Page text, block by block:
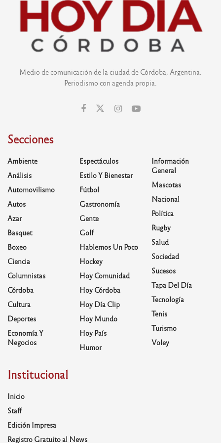
Medio de comunicación de la ciudad de Córdoba, Argentina.
Periodismo con agenda propia.
Secciones
Ambiente
Análisis
Automovilismo
Autos
Azar
Basquet
Boxeo
Ciencia
Columnistas
Córdoba
Cultura
Deportes
Economía Y
Negocios
Espectáculos
Estilo Y Bienestar
Fútbol
Gastronomía
Gente
Golf
Hablemos Un Poco
Hockey
Hoy Comunidad
Hoy Córdoba
Hoy Día Clip
Hoy Mundo
Hoy País
Humor
Información
General
Mascotas
Nacional
Política
Rugby
Salud
Sociedad
Sucesos
Tapa Del Día
Tecnología
Tenis
Turismo
Voley
Institucional
Inicio
Staff
Edición Impresa
Registro Gratuito al News